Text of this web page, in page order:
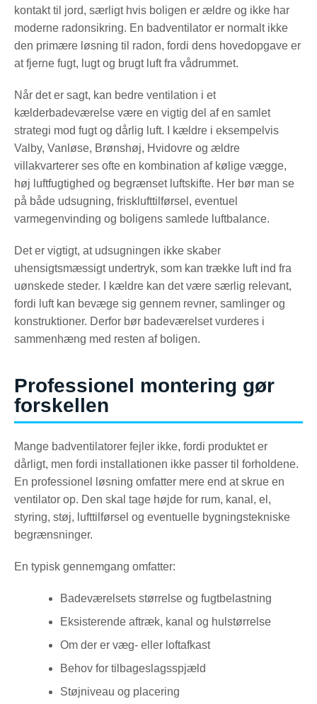
kontakt til jord, særligt hvis boligen er ældre og ikke har
moderne radonsikring. En badventilator er normalt ikke
den primære løsning til radon, fordi dens hovedopgave er
at fjerne fugt, lugt og brugt luft fra vådrummet.
Når det er sagt, kan bedre ventilation i et
kælderbadeværelse være en vigtig del af en samlet
strategi mod fugt og dårlig luft. I kældre i eksempelvis
Valby, Vanløse, Brønshøj, Hvidovre og ældre
villakvarterer ses ofte en kombination af kølige vægge,
høj luftfugtighed og begrænset luftskifte. Her bør man se
på både udsugning, frisklufttilførsel, eventuel
varmegenvinding og boligens samlede luftbalance.
Det er vigtigt, at udsugningen ikke skaber
uhensigtsmæssigt undertryk, som kan trække luft ind fra
uønskede steder. I kældre kan det være særlig relevant,
fordi luft kan bevæge sig gennem revner, samlinger og
konstruktioner. Derfor bør badeværelset vurderes i
sammenhæng med resten af boligen.
Professionel montering gør
forskellen
Mange badventilatorer fejler ikke, fordi produktet er
dårligt, men fordi installationen ikke passer til forholdene.
En professionel løsning omfatter mere end at skrue en
ventilator op. Den skal tage højde for rum, kanal, el,
styring, støj, lufttilførsel og eventuelle bygningstekniske
begrænsninger.
En typisk gennemgang omfatter:
Badeværelsets størrelse og fugtbelastning
Eksisterende aftræk, kanal og hulstørrelse
Om der er væg- eller loftafkast
Behov for tilbageslagsspjæld
Støjniveau og placering